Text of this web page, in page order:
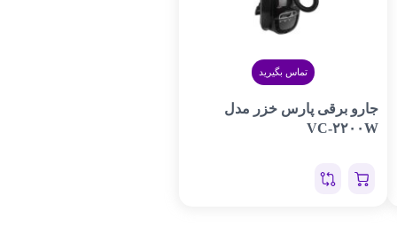
تماس بگیرید
جارو برقی پارس خزر مدل
VC-۲۲۰۰W